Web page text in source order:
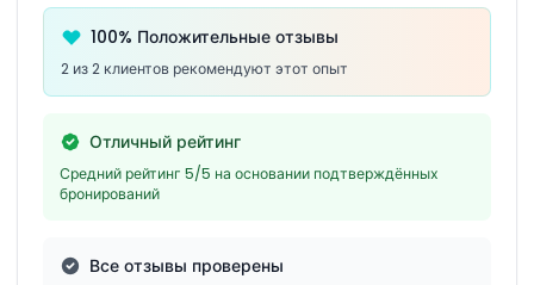
100% Положительные отзывы
2 из 2 клиентов рекомендуют этот опыт
Отличный рейтинг
Средний рейтинг 5/5 на основании подтверждённых
бронирований
Все отзывы проверены